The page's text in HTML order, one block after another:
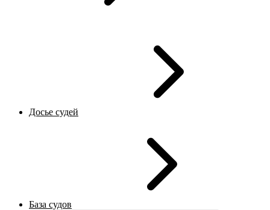
Досье судей
База судов